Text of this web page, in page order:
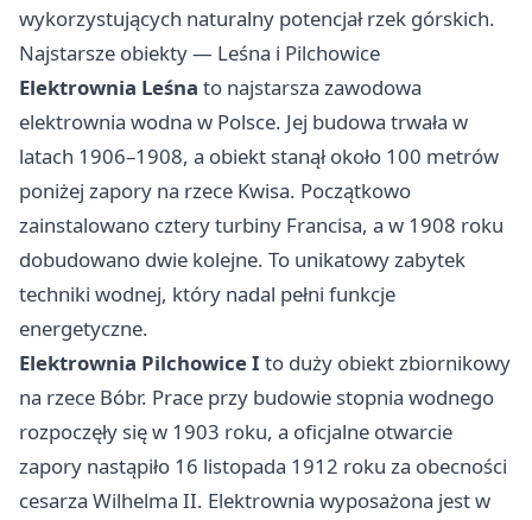
wykorzystujących naturalny potencjał rzek górskich.
Najstarsze obiekty — Leśna i Pilchowice
Elektrownia Leśna to najstarsza zawodowa
elektrownia wodna w Polsce. Jej budowa trwała w
latach 1906–1908, a obiekt stanął około 100 metrów
poniżej zapory na rzece Kwisa. Początkowo
zainstalowano cztery turbiny Francisa, a w 1908 roku
dobudowano dwie kolejne. To unikatowy zabytek
techniki wodnej, który nadal pełni funkcje
energetyczne.
Elektrownia Pilchowice I to duży obiekt zbiornikowy
na rzece Bóbr. Prace przy budowie stopnia wodnego
rozpoczęły się w 1903 roku, a oficjalne otwarcie
zapory nastąpiło 16 listopada 1912 roku za obecności
cesarza Wilhelma II. Elektrownia wyposażona jest w